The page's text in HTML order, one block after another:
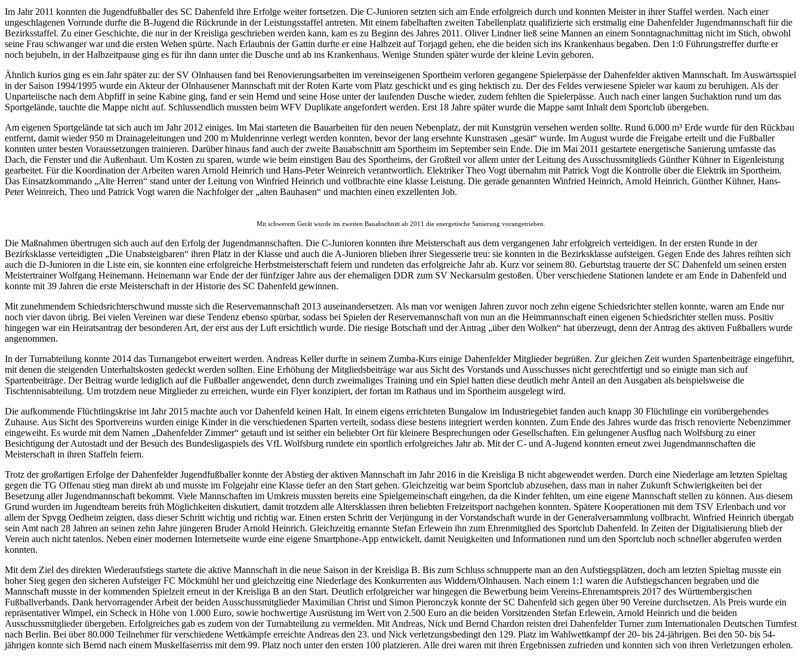
Im Jahr 2011 konnten die Jugendfußballer des SC Dahenfeld ihre Erfolge weiter fortsetzen. Die C-Junioren setzten sich am Ende erfolgreich durch und konnten Meister in ihrer Staffel werden. Nach einer
ungeschlagenen Vorrunde durfte die B-Jugend die Rückrunde in der Leistungsstaffel antreten. Mit einem fabelhaften zweiten Tabellenplatz qualifizierte sich erstmalig eine Dahenfelder Jugendmannschaft für die
Bezirksstaffel. Zu einer Geschichte, die nur in der Kreisliga geschrieben werden kann, kam es zu Beginn des Jahres 2011. Oliver Lindner ließ seine Mannen an einem Sonntagnachmittag nicht im Stich, obwohl
seine Frau schwanger war und die ersten Wehen spürte. Nach Erlaubnis der Gattin durfte er eine Halbzeit auf Torjagd gehen, ehe die beiden sich ins Krankenhaus begaben. Den 1:0 Führungstreffer durfte er
noch bejubeln, in der Halbzeitpause ging es für ihn dann unter die Dusche und ab ins Krankenhaus. Wenige Stunden später wurde der kleine Levin geboren.
Ähnlich kurios ging es ein Jahr später zu: der SV Olnhausen fand bei Renovierungsarbeiten im vereinseigenen Sportheim verloren gegangene Spielerpässe der Dahenfelder aktiven Mannschaft. Im Auswärtsspiel
in der Saison 1994/1995 wurde ein Akteur der Olnhausener Mannschaft mit der Roten Karte vom Platz geschickt und es ging hektisch zu. Der des Feldes verwiesene Spieler war kaum zu beruhigen. Als der
Unparteiische nach dem Abpfiff in seine Kabine ging, fand er sein Hemd und seine Hose unter der laufenden Dusche wieder, zudem fehlten die Spielerpässe. Auch nach einer langen Suchaktion rund um das
Sportgelände, tauchte die Mappe nicht auf. Schlussendlich mussten beim WFV Duplikate angefordert werden. Erst 18 Jahre später wurde die Mappe samt Inhalt dem Sportclub übergeben.
Am eigenen Sportgelände tat sich auch im Jahr 2012 einiges. Im Mai starteten die Bauarbeiten für den neuen Nebenplatz, der mit Kunstgrün versehen werden sollte. Rund 6.000 m³ Erde wurde für den Rückbau
entfernt, damit wieder 950 m Drainageleitungen und 200 m Muldenrinne verlegt werden konnten, bevor der lang ersehnte Kunstrasen „gesät“ wurde. Im August wurde die Freigabe erteilt und die Fußballer
konnten unter besten Voraussetzungen trainieren. Darüber hinaus fand auch der zweite Bauabschnitt am Sportheim im September sein Ende. Die im Mai 2011 gestartete energetische Sanierung umfasste das
Dach, die Fenster und die Außenhaut. Um Kosten zu sparen, wurde wie beim einstigen Bau des Sportheims, der Großteil vor allem unter der Leitung des Ausschussmitglieds Günther Kühner in Eigenleistung
gearbeitet. Für die Koordination der Arbeiten waren Arnold Heinrich und Hans-Peter Weinreich verantwortlich. Elektriker Theo Vogt übernahm mit Patrick Vogt die Kontrolle über die Elektrik im Sportheim.
Das Einsatzkommando „Alte Herren“ stand unter der Leitung von Winfried Heinrich und vollbrachte eine klasse Leistung. Die gerade genannten Winfried Heinrich, Arnold Heinrich, Günther Kühner, Hans-
Peter Weinreich, Theo und Patrick Vogt waren die Nachfolger der „alten Bauhasen“ und machten einen exzellenten Job.
Mit schwerem Gerät wurde im zweiten Bauabschnitt ab 2011 die energetische Sanierung vorangetrieben.
Die Maßnahmen übertrugen sich auch auf den Erfolg der Jugendmannschaften. Die C-Junioren konnten ihre Meisterschaft aus dem vergangenen Jahr erfolgreich verteidigen. In der ersten Runde in der
Bezirksklasse verteidigten „Die Unabsteigbaren“ ihren Platz in der Klasse und auch die A-Junioren blieben ihrer Siegesserie treu: sie konnten in die Bezirksklasse aufsteigen. Gegen Ende des Jahres reihten sich
auch die D-Junioren in die Liste ein, sie konnten eine erfolgreiche Herbstmeisterschaft feiern und rundeten das erfolgreiche Jahr ab. Kurz vor seinem 80. Geburtstag trauerte der SC Dahenfeld um seinen ersten
Meistertrainer Wolfgang Heinemann. Heinemann war Ende der der fünfziger Jahre aus der ehemaligen DDR zum SV Neckarsulm gestoßen. Über verschiedene Stationen landete er am Ende in Dahenfeld und
konnte mit 39 Jahren die erste Meisterschaft in der Historie des SC Dahenfeld gewinnen.
Mit zunehmendem Schiedsrichterschwund musste sich die Reservemannschaft 2013 auseinandersetzen. Als man vor wenigen Jahren zuvor noch zehn eigene Schiedsrichter stellen konnte, waren am Ende nur
noch vier davon übrig. Bei vielen Vereinen war diese Tendenz ebenso spürbar, sodass bei Spielen der Reservemannschaft von nun an die Heimmannschaft einen eigenen Schiedsrichter stellen muss. Positiv
hingegen war ein Heiratsantrag der besonderen Art, der erst aus der Luft ersichtlich wurde. Die riesige Botschaft und der Antrag „über den Wolken“ hat überzeugt, denn der Antrag des aktiven Fußballers wurde
angenommen.
In der Turnabteilung konnte 2014 das Turnangebot erweitert werden. Andreas Keller durfte in seinem Zumba-Kurs einige Dahenfelder Mitglieder begrüßen. Zur gleichen Zeit wurden Spartenbeiträge eingeführt,
mit denen die steigenden Unterhaltskosten gedeckt werden sollten. Eine Erhöhung der Mitgliedsbeiträge war aus Sicht des Vorstands und Ausschusses nicht gerechtfertigt und so einigte man sich auf
Spartenbeiträge. Der Beitrag wurde lediglich auf die Fußballer angewendet, denn durch zweimaliges Training und ein Spiel hatten diese deutlich mehr Anteil an den Ausgaben als beispielsweise die
Tischtennisabteilung. Um trotzdem neue Mitglieder zu erreichen, wurde ein Flyer konzipiert, der fortan im Rathaus und im Sportheim ausgelegt wird.
Die aufkommende Flüchtlingskrise im Jahr 2015 machte auch vor Dahenfeld keinen Halt. In einem eigens errichteten Bungalow im Industriegebiet fanden auch knapp 30 Flüchtlinge ein vorübergehendes
Zuhause. Aus Sicht des Sportvereins wurden einige Kinder in die verschiedenen Sparten verteilt, sodass diese bestens integriert werden konnten. Zum Ende des Jahres wurde das frisch renovierte Nebenzimmer
eingeweiht. Es wurde mit dem Namen „Dahenfelder Zimmer“ getauft und ist seither ein beliebter Ort für kleinere Besprechungen oder Gesellschaften. Ein gelungener Ausflug nach Wolfsburg zu einer
Besichtigung der Autostadt und der Besuch des Bundesligaspiels des VfL Wolfsburg rundete ein sportlich erfolgreiches Jahr ab. Mit der C- und A-Jugend konnten erneut zwei Jugendmannschaften die
Meisterschaft in ihren Staffeln feiern.
Trotz der großartigen Erfolge der Dahenfelder Jugendfußballer konnte der Abstieg der aktiven Mannschaft im Jahr 2016 in die Kreisliga B nicht abgewendet werden. Durch eine Niederlage am letzten Spieltag
gegen die TG Offenau stieg man direkt ab und musste im Folgejahr eine Klasse tiefer an den Start gehen. Gleichzeitig war beim Sportclub abzusehen, dass man in naher Zukunft Schwierigkeiten bei der
Besetzung aller Jugendmannschaft bekommt. Viele Mannschaften im Umkreis mussten bereits eine Spielgemeinschaft eingehen, da die Kinder fehlten, um eine eigene Mannschaft stellen zu können. Aus diesem
Grund wurden im Jugendteam bereits früh Möglichkeiten diskutiert, damit trotzdem alle Altersklassen ihren beliebten Freizeitsport nachgehen konnten. Spätere Kooperationen mit dem TSV Erlenbach und vor
allem der Spvgg Oedheim zeigten, dass dieser Schritt wichtig und richtig war. Einen ersten Schritt der Verjüngung in der Vorstandschaft wurde in der Generalversammlung vollbracht. Winfried Heinrich übergab
sein Amt nach 28 Jahren an seinen zehn Jahre jüngeren Bruder Arnold Heinrich. Gleichzeitig ernannte Stefan Erlewein ihn zum Ehrenmitglied des Sportclub Dahenfeld. In Zeiten der Digitalisierung blieb der
Verein auch nicht tatenlos. Neben einer modernen Internetseite wurde eine eigene Smartphone-App entwickelt, damit Neuigkeiten und Informationen rund um den Sportclub noch schneller abgerufen werden
konnten.
Mit dem Ziel des direkten Wiederaufstiegs startete die aktive Mannschaft in die neue Saison in der Kreisliga B. Bis zum Schluss schnupperte man an den Aufstiegsplätzen, doch am letzten Spieltag musste ein
hoher Sieg gegen den sicheren Aufsteiger FC Möckmühl her und gleichzeitig eine Niederlage des Konkurrenten aus Widdern/Olnhausen. Nach einem 1:1 waren die Aufstiegschancen begraben und die
Mannschaft musste in der kommenden Spielzeit erneut in der Kreisliga B an den Start. Deutlich erfolgreicher war hingegen die Bewerbung beim Vereins-Ehrenamtspreis 2017 des Württembergischen
Fußballverbands. Dank hervorragender Arbeit der beiden Ausschussmitglieder Maximilian Christ und Simon Pieronczyk konnte der SC Dahenfeld sich gegen über 90 Vereine durchsetzen. Als Preis wurde ein
repräsentativer Wimpel, ein Scheck in Höhe von 1.000 Euro, sowie hochwertige Ausrüstung im Wert von 2.500 Euro an die beiden Vorsitzenden Stefan Erlewein, Arnold Heinrich und die beiden
Ausschussmitglieder übergeben. Erfolgreiches gab es zudem von der Turnabteilung zu vermelden. Mit Andreas, Nick und Bernd Chardon reisten drei Dahenfelder Turner zum Internationalen Deutschen Turnfest
nach Berlin. Bei über 80.000 Teilnehmer für verschiedene Wettkämpfe erreichte Andreas den 23. und Nick verletzungsbedingt den 129. Platz im Wahlwettkampf der 20- bis 24-jährigen. Bei den 50- bis 54-
jährigen konnte sich Bernd nach einem Muskelfaserriss mit dem 99. Platz noch unter den ersten 100 platzieren. Alle drei waren mit ihren Ergebnissen zufrieden und konnten sich von ihren Verletzungen erholen.